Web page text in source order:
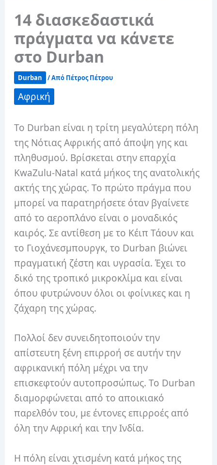
14 διασκεδαστικά
πράγματα να κάνετε
στο Durban
Durban / Από Πέτρος Πέτρου
Αφρική
Το Durban είναι η τρίτη μεγαλύτερη πόλη
της Νότιας Αφρικής από άποψη γης και
πληθυσμού. Βρίσκεται στην επαρχία
KwaZulu-Natal κατά μήκος της ανατολικής
ακτής της χώρας. Το πρώτο πράγμα που
μπορεί να παρατηρήσετε όταν βγαίνετε
από το αεροπλάνο είναι ο μοναδικός
καιρός. Σε αντίθεση με το Κέιπ Τάουν και
το Γιοχάνεσμπουργκ, το Durban βιώνει
πραγματική ζέστη και υγρασία. Έχει το
δικό της τροπικό μικροκλίμα και είναι
όπου φυτρώνουν όλοι οι φοίνικες και η
ζάχαρη της χώρας.
Πολλοί δεν συνειδητοποιούν την
απίστευτη ξένη επιρροή σε αυτήν την
αφρικανική πόλη μέχρι να την
επισκεφτούν αυτοπροσώπως. Το Durban
διαμορφώνεται από το αποικιακό
παρελθόν του, με έντονες επιρροές από
όλη την Αφρική και την Ινδία.
Η πόλη είναι χτισμένη κατά μήκος της